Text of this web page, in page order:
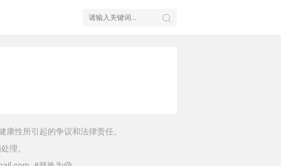
性所引起的争议和法律责任。
理。